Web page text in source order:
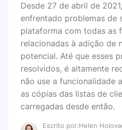
Desde 27 de abril de
enfrentado problemas de
plataforma com todas as
relacionadas à adição de
potencial. Até que esses
resolvidos, é altamente
não use a funcionalidade
as cópias das listas de
carregadas desde então.
Escrito por:Helen